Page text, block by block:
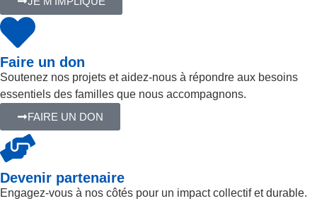
Faire un don
Soutenez nos projets et aidez-nous à répondre aux besoins
essentiels des familles que nous accompagnons.
FAIRE UN DON
Devenir partenaire
Engagez-vous à nos côtés pour un impact collectif et durable.